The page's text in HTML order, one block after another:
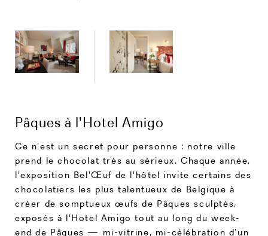
Pâques à l'Hotel Amigo
Ce n'est un secret pour personne : notre ville
prend le chocolat très au sérieux. Chaque année,
l'exposition Bel'Œuf de l'hôtel invite certains des
chocolatiers les plus talentueux de Belgique à
créer de somptueux œufs de Pâques sculptés,
exposés à l'Hotel Amigo tout au long du week-
end de Pâques — mi-vitrine, mi-célébration d’un